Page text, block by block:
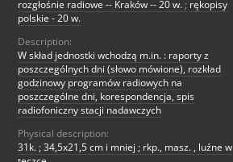
rozgłośnie radiowe -- Kraków -- 20 w. ; rękopisy
polskie - 20 w.
Description:
W skład jednostki wchodzą m.in. : raporty z
poszczególnych dni (słowo mówione), rozkład
godzinowy programów radiowych na
poszczególne dni, korespondencja, spis
radiofoniczny stacji nadawczych
Physical description:
31k. ; 34,5x21,5 cm i mniej ; rkp., masz. , luźne w